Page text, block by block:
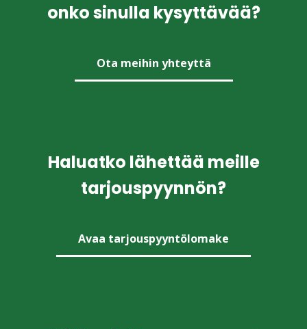
onko sinulla kysyttävää?
Ota meihin yhteyttä
Haluatko lähettää meille
tarjouspyynnön?
Avaa tarjouspyyntölomake